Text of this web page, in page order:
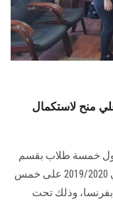
منح لاستكمال
خمسة طلاب بقسم
الدراسة باللغة الفرنسية بالكلية للعام الدراسي 2019/2020 على خمس
بفرنسا، وذلك تحت